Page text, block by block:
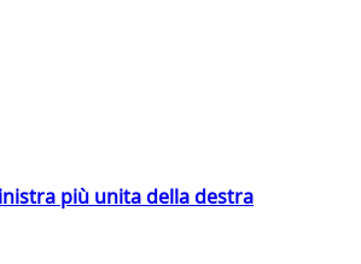
più unita della destra